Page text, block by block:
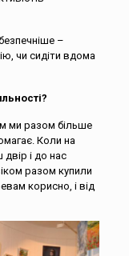
–
чи сидіти вдома
ми разом більше
Коли на
і до нас
разом купили
корисно, і від